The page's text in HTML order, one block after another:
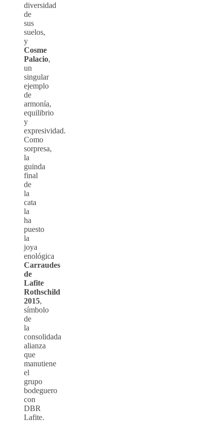
diversidad
de
sus
suelos,
y
Cosme
Palacio,
un
singular
ejemplo
de
armonía,
equilibrio
y
expresividad.
Como
sorpresa,
la
guinda
final
de
la
cata
la
ha
puesto
la
joya
enológica
Carraudes
de
Lafite
Rothschild
2015,
símbolo
de
la
consolidada
alianza
que
manutiene
el
grupo
bodeguero
con
DBR
Lafite.